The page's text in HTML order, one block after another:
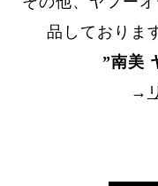
品しておりま
”南美
→